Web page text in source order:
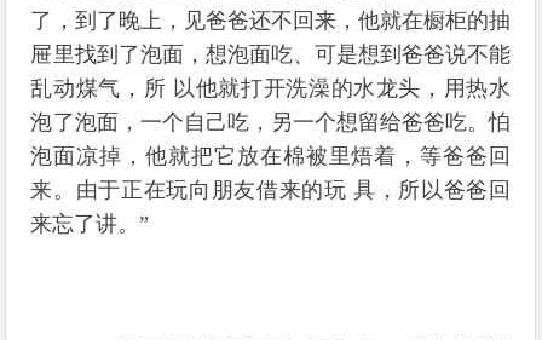
了，到了晚上，见爸爸还不回来，他就在橱柜的抽
屉里找到了泡面，想泡面吃、可是想到爸爸说不能
乱动煤气，所 以他就打开洗澡的水龙头，用热水
泡了泡面，一个自己吃，另一个想留给爸爸吃。怕
泡面凉掉，他就把它放在棉被里焐着，等爸爸回
来。由于正在玩向朋友借来的玩 具，所以爸爸回
来忘了讲。”